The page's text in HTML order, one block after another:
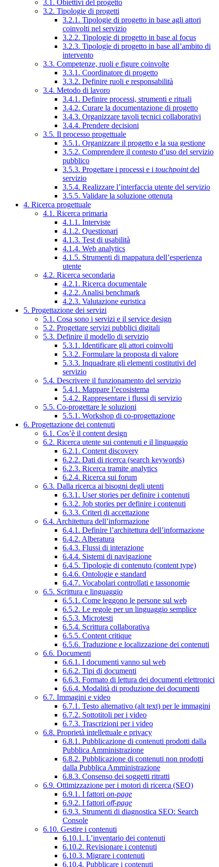
3.1. Obiettivi del progetto
3.2. Tipologie di progetti
3.2.1. Tipologie di progetto in base agli attori
coinvolti nel servizio
3.2.2. Tipologie di progetto in base al focus
3.2.3. Tipologie di progetto in base all’ambito di
intervento
3.3. Competenze, ruoli e figure coinvolte
3.3.1. Coordinatore di progetto
3.3.2. Definire ruoli e responsabilità
3.4. Metodo di lavoro
3.4.1. Definire processi, strumenti e rituali
3.4.2. Curare la documentazione di progetto
3.4.3. Organizzare tavoli tecnici collaborativi
3.4.4. Prendere decisioni
3.5. Il processo progettuale
3.5.1. Organizzare il progetto e la sua gestione
3.5.2. Comprendere il contesto d’uso del servizio
pubblico
3.5.3. Progettare i processi e i touchpointdel
servizio
3.5.4. Realizzare l’interfaccia utente del servizio
3.5.5. Validare la soluzione ottenuta
4. Ricerca progettuale
4.1. Ricerca primaria
4.1.1. Interviste
4.1.2. Questionari
4.1.3. Test di usabilità
4.1.4. Web analytics
4.1.5. Strumenti di mappatura dell’esperienza
utente
4.2. Ricerca secondaria
4.2.1. Ricerca documentale
4.2.2. Analisi benchmark
4.2.3. Valutazione euristica
5. Progettazione dei servizi
5.1. Cosa sono i servizi e il service design
5.2. Progettare servizi pubblici digitali
5.3. Definire il modello di servizio
5.3.1. Identificare gli attori coinvolti
5.3.2. Formulare la proposta di valore
5.3.3. Inquadrare gli elementi costitutivi del
servizio
5.4. Descrivere il funzionamento del servizio
5.4.1. Mappare l’ecosistema
5.4.2. Rappresentare i flussi di servizio
5.5. Co-progettare le soluzioni
5.5.1. Workshop di co-progettazione
6. Progettazione dei contenuti
6.1. Cos’è il content design
6.2. Ricerca utente sui contenuti e il linguaggio
6.2.1. Content discovery
6.2.2. Dati di ricerca (search keywords)
6.2.3. Ricerca tramite analytics
6.2.4. Ricerca sui forum
6.3. Dalla ricerca ai bisogni degli utenti
6.3.1. User stories per definire i contenuti
6.3.2. Job stories per definire i contenuti
6.3.3. Criteri di accettazione
6.4. Architettura dell’informazione
6.4.1. Definire l’architettura dell’informazione
6.4.2. Alberatura
6.4.3. Flussi di interazione
6.4.4. Sistemi di navigazione
6.4.5. Tipologie di contenuto (content type)
6.4.6. Ontologie e standard
6.4.7. Vocabolari controllati e tassonomie
6.5. Scrittura e linguaggio
6.5.1. Come leggono le persone sul web
6.5.2. Le regole per un linguaggio semplice
6.5.3. Microtesti
6.5.4. Scrittura collaborativa
6.5.5. Content critique
6.5.6. Traduzione e localizzazione dei contenuti
6.6. Documenti
6.6.1. I documenti vanno sul web
6.6.2. Tipi di documenti
6.6.3. Formato di lettura dei documenti elettronici
6.6.4. Modalità di produzione dei documenti
6.7. Immagini e video
6.7.1. Testo alternativo (alt text) per le immagini
6.7.2. Sottotitoli per i video
6.7.3. Trascrizioni per i video
6.8. Proprietà intellettuale e privacy
6.8.1. Pubblicazione di contenuti prodotti dalla
Pubblica Amministrazione
6.8.2. Pubblicazione di contenuti non prodotti
dalla Pubblica Amministrazione
6.8.3. Consenso dei soggetti ritratti
6.9. Ottimizzazione per i motori di ricerca (SEO)
6.9.1. I fattori on-page
6.9.2. I fattori off-page
6.9.3. Strumenti di diagnostica SEO: Search
Console
6.10. Gestire i contenuti
6.10.1. L’inventario dei contenuti
6.10.2. Revisionare i contenuti
6.10.3. Migrare i contenuti
6.10.4. Pubblicare i contenuti